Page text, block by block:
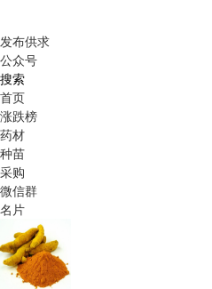
发布供求
公众号
搜索
首页
涨跌榜
药材
种苗
采购
微信群
名片